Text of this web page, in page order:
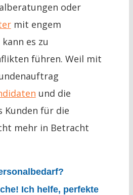
oder
mit engem
es zu
führen. Weil mit
und die
Kunden für die
mehr in Betracht
Ich helfe, perfekte